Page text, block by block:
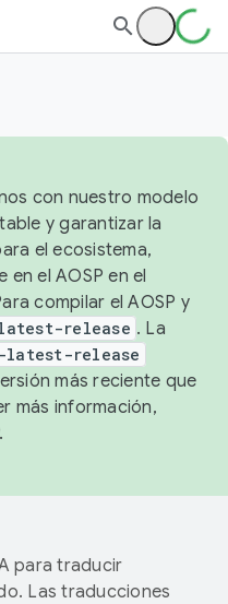
con nuestro modelo
y garantizar la
el ecosistema,
el AOSP en el
compilar el AOSP y
release . La
latest-release
más reciente que
más información,
para traducir
Las traducciones